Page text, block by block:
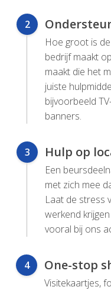
2
Hoe groot is
bedrijf maakt
maakt die het
juiste
bijvoorbeeld
banners.
3 Hulp op
Een
met zich mee
Laat de stress
werkend
vooral bij ons
4 One-stop
Visitekaartjes,